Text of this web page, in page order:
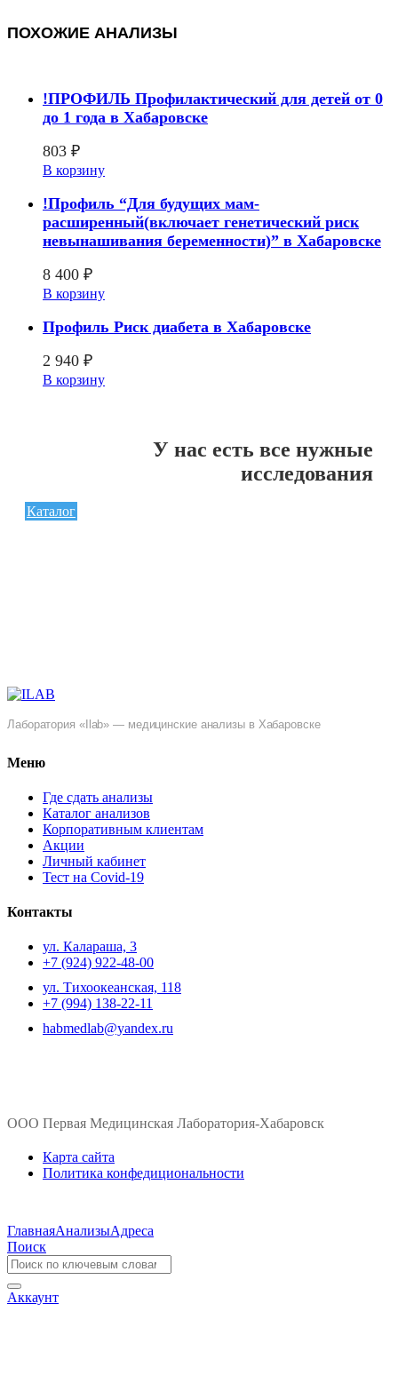
ПОХОЖИЕ АНАЛИЗЫ
!ПРОФИЛЬ Профилактический для детей от 0
до 1 года в Хабаровске
803 ₽
В корзину
!Профиль “Для будущих мам-
расширенный(включает генетический риск
невынашивания беременности)” в Хабаровске
8 400 ₽
В корзину
Профиль Риск диабета в Хабаровске
2 940 ₽
В корзину
У нас есть все нужные
исследования
Каталог
Лаборатория «Ilab» — медицинские анализы в Хабаровске
Меню
Где сдать анализы
Каталог анализов
Корпоративным клиентам
Акции
Личный кабинет
Тест на Covid-19
Контакты
ул. ​Калараша, 3
+7 (924) 922-48-00
ул. ​Тихоокеанская, 118
+7 (994) 138-22-11
habmedlab@yandex.ru
ООО Первая Медицинская Лаборатория-Хабаровск
Карта сайта
Политика конфедициональности
ГлавнаяАнализыАдреса
Поиск
Аккаунт